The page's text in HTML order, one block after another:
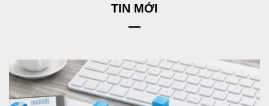
TIN MỚI